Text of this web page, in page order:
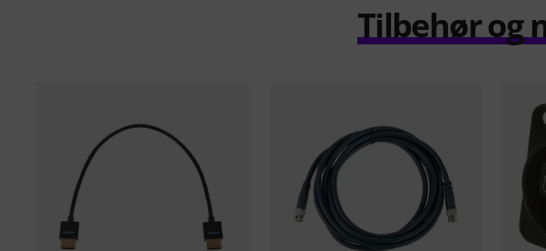
Tilbehør og